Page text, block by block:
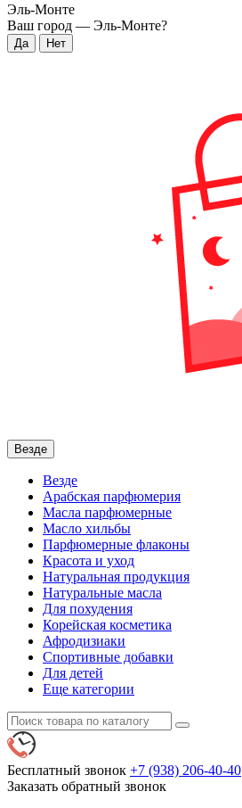
Эль-Монте
Ваш город — Эль-Монте?
Везде
Везде
Арабская парфюмерия
Масла парфюмерные
Масло хильбы
Парфюмерные флаконы
Красота и уход
Натуральная продукция
Натуральные масла
Для похудения
Корейская косметика
Афродизиаки
Спортивные добавки
Для детей
Еще категории
Бесплатный звонок +7 (938) 206-40-40
Заказать обратный звонок